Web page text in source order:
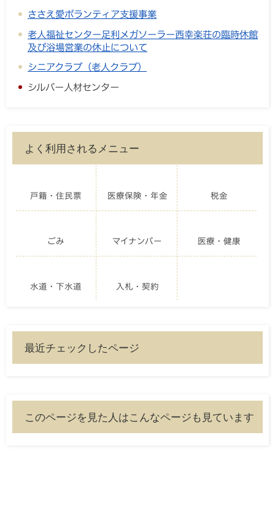
ささえ愛ボランティア支援事業
老人福祉センター足利メガソーラー西幸楽荘の臨時休館
及び浴場営業の休止について
シニアクラブ（老人クラブ）
シルバー人材センター
よく利用されるメニュー
戸籍・住民票 医療保険・年金 税金
ごみ マイナンバー 医療・健康
水道・下水道 入札・契約
最近チェックしたページ
このページを見た人はこんなページも見ています